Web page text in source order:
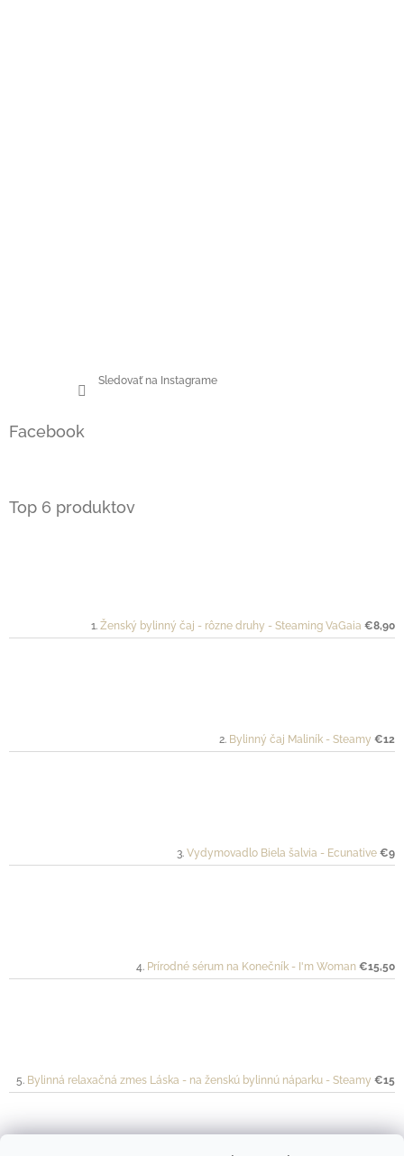
Sledovať na Instagrame
Facebook
Top 6 produktov
Ženský bylinný čaj - rôzne druhy - Steaming VaGaia €8,90
Bylinný čaj Maliník - Steamy €12
Vydymovadlo Biela šalvia - Ecunative €9
Prírodné sérum na Konečník - I'm Woman €15,50
Bylinná relaxačná zmes Láska - na ženskú bylinnú náparku - Steamy €15